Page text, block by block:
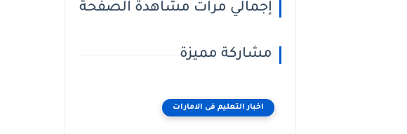
إجمالي مرات مشاهدة الصفحة
مشاركة مميزة
اخبار التعليم فى الامارات